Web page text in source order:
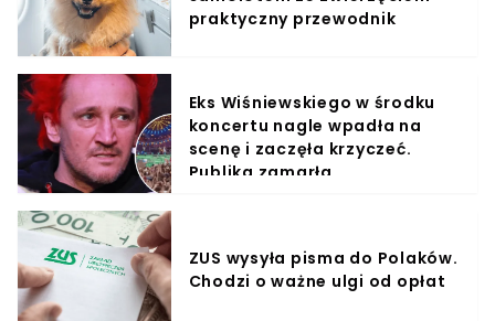
praktyczny przewodnik
Eks Wiśniewskiego w środku
koncertu nagle wpadła na
scenę i zaczęła krzyczeć.
Publika zamarła
ZUS wysyła pisma do Polaków.
Chodzi o ważne ulgi od opłat